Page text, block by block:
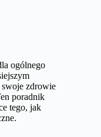
ogólnego
swoje zdrowie
poradnik
tego, jak